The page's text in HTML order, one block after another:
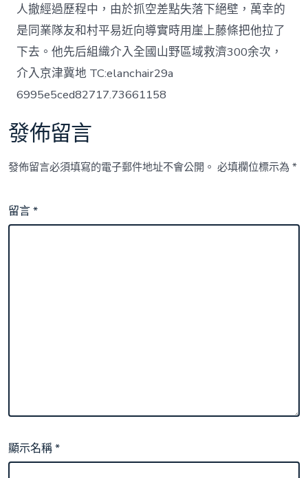
人撤經過歷程中，由於抓空差點失落下絕壁，萬幸的
是同業隊友和村平易近向導實時用崖上藤條把他拉了
下去。他先后組織介入全國山野區域救濟300余次，
介入京津冀地 TC:elanchair29a
6995e5ced82717.73661158
發佈留言
發佈留言必須填寫的電子郵件地址不會公開。 必填欄位標示為*
留言*
顯示名稱*